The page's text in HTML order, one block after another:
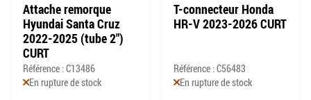
Attache remorque
Hyundai Santa Cruz
2022-2025 (tube 2")
CURT
Référence : C13486
En rupture de stock
T-connecteur Honda
HR-V 2023-2026 CURT
Référence : C56483
En rupture de stock